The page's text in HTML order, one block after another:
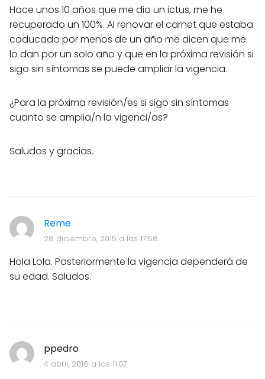
Hace unos 10 años que me dio un ictus, me he
recuperado un 100%. Al renovar el carnet que estaba
caducado por menos de un año me dicen que me
lo dan por un solo año y que en la próxima revisión si
sigo sin síntomas se puede ampliar la vigencia.
¿Para la próxima revisión/es si sigo sin síntomas
cuanto se amplia/n la vigenci/as?
Saludos y gracias.
Reme
28 diciembre, 2015 a las 17:58
Hola Lola. Posteriormente la vigencia dependerá de
su edad. Saludos.
ppedro
4 abril, 2016 a las 11:07